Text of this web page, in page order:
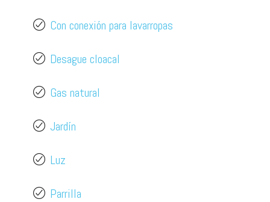
Con conexión para lavarropas
Desague cloacal
Gas natural
Jardín
Luz
Parrilla